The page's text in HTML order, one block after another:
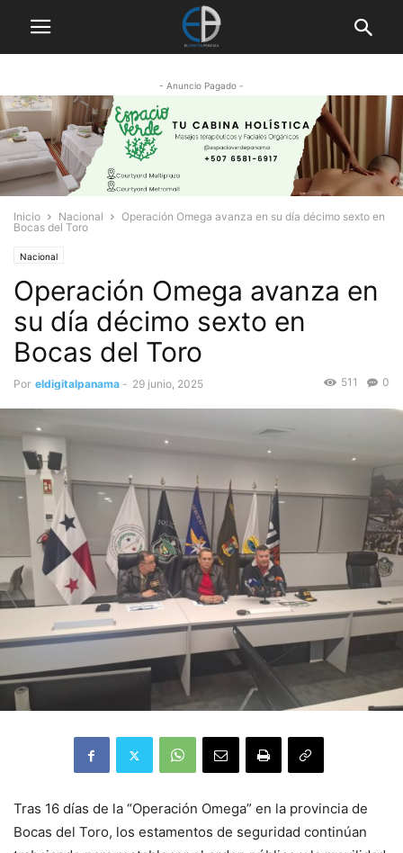
- Anuncio Pagado -
Inicio Nacional
Operación Omega avanza en su día décimo sexto en
Bocas del Toro
Nacional
Operación Omega avanza en
su día décimo sexto en
Bocas del Toro
Por eldigitalpanama - 29 junio, 2025 0
511
Tras 16 días de la “Operación Omega” en la provincia de
Bocas del Toro, los estamentos de seguridad continúan